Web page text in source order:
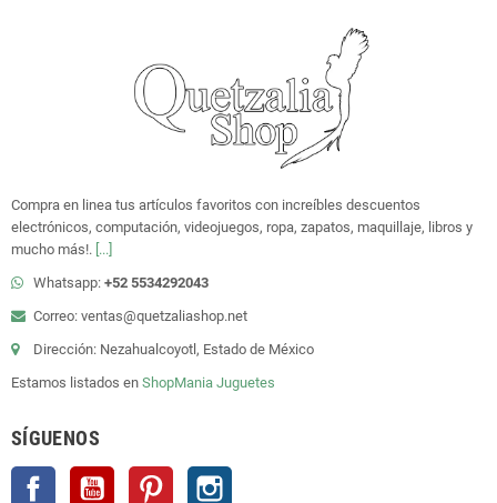
Compra en linea tus artículos favoritos con increíbles descuentos
electrónicos, computación, videojuegos, ropa, zapatos, maquillaje, libros y
mucho más!. [...]
Whatsapp: +52 5534292043
Correo: ventas@quetzaliashop.net
Dirección: Nezahualcoyotl, Estado de México
Estamos listados en ShopMania Juguetes
SÍGUENOS
Facebook YouTube Pinterest